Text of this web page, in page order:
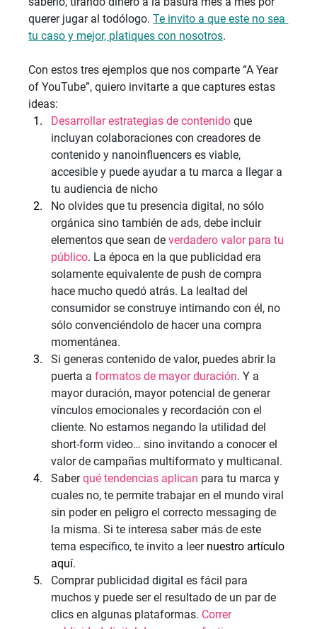
querer jugar al todólogo. Te invito a que este no sea
tu caso y mejor, platiques con nosotros.
Con estos tres ejemplos que nos comparte “A Year
of YouTube”, quiero invitarte a que captures estas
ideas:
Desarrollar estrategias de contenido que
incluyan colaboraciones con creadores de
contenido y nanoinfluencers es viable,
accesible y puede ayudar a tu marca a llegar a
tu audiencia de nicho
No olvides que tu presencia digital, no sólo
orgánica sino también de ads, debe incluir
elementos que sean de verdadero valor para tu
público. La época en la que publicidad era
solamente equivalente de push de compra
hace mucho quedó atrás. La lealtad del
consumidor se construye intimando con él, no
sólo convenciéndolo de hacer una compra
momentánea.
Si generas contenido de valor, puedes abrir la
puerta a formatos de mayor duración. Y a
mayor duración, mayor potencial de generar
vínculos emocionales y recordación con el
cliente. No estamos negando la utilidad del
short-form video… sino invitando a conocer el
valor de campañas multiformato y multicanal.
Saber qué tendencias aplican para tu marca y
cuales no, te permite trabajar en el mundo viral
sin poder en peligro el correcto messaging de
la misma. Si te interesa saber más de este
tema específico, te invito a leer nuestro artículo
aquí.
Comprar publicidad digital es fácil para
muchos y puede ser el resultado de un par de
clics en algunas plataformas. Correr